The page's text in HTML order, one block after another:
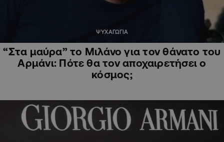
ΨΥΧΑΓΩΓΙΑ
“Στα μαύρα” το Μιλάνο για τον θάνατο του
Αρμάνι: Πότε θα τον αποχαιρετήσει ο
κόσμος;